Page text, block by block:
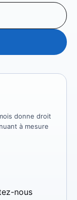
donne droit
à mesure
nous